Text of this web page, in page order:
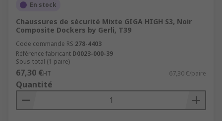
En stock
Chaussures de sécurité Mixte GIGA HIGH S3, Noir
Composite Dockers by Gerli, T39
Code commande RS 278-4403
Référence fabricant D0023-000-39
Sous-total (1 paire)
67,30 €HT 67,30 €/paire
Quantité